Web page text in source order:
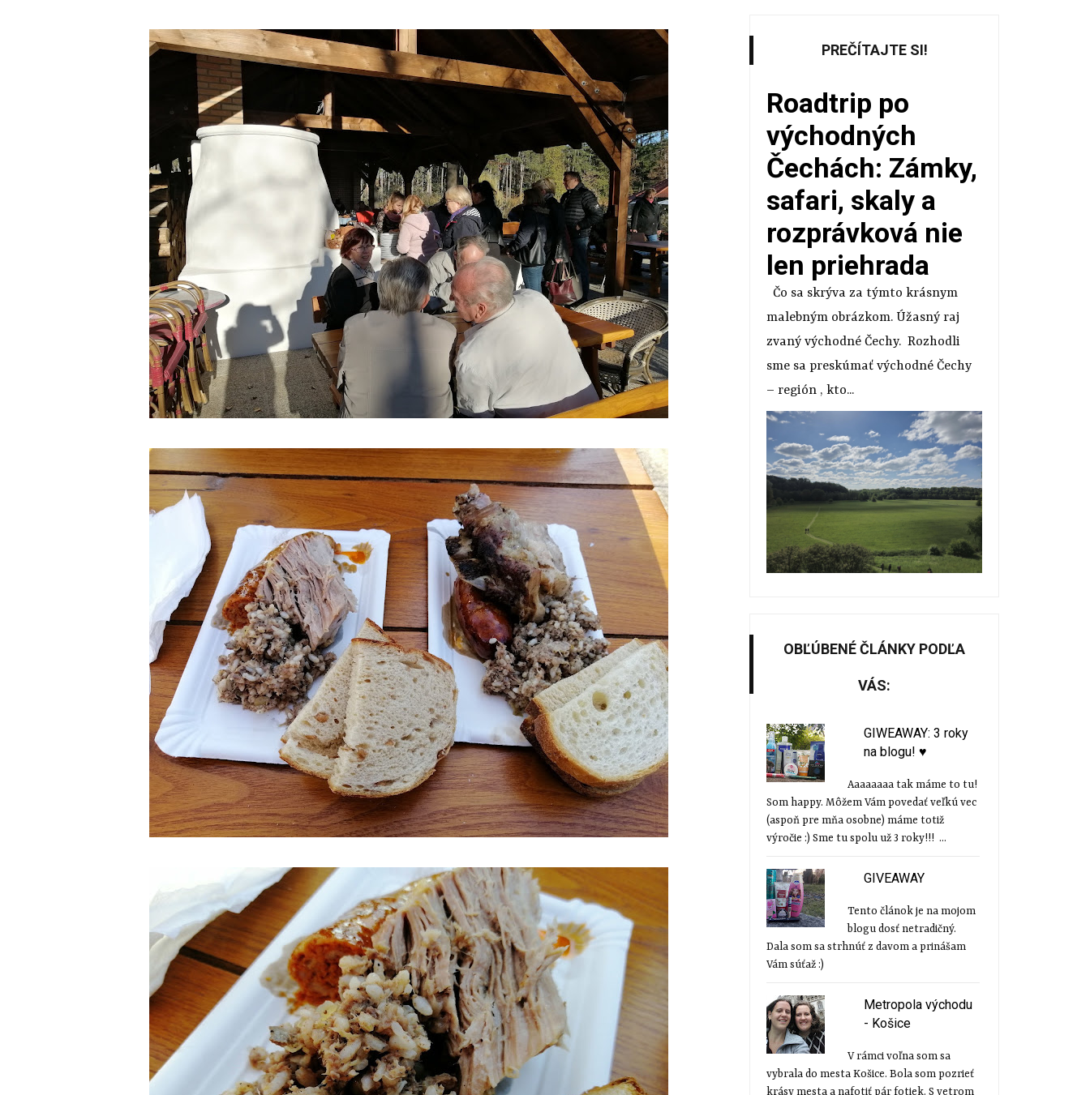
PREČÍTAJTE SI!
Roadtrip po
východných
Čechách: Zámky,
safari, skaly a
rozprávková nie
len priehrada
Čo sa skrýva za týmto krásnym
malebným obrázkom. Úžasný raj
zvaný východné Čechy. Rozhodli
sme sa preskúmať východné Čechy
– región , kto...
OBĽÚBENÉ ČLÁNKY PODĽA
VÁS:
GIWEAWAY: 3 roky
na blogu! ♥
Aaaaaaaa tak máme to tu!
Som happy. Môžem Vám povedať veľkú vec
(aspoň pre mňa osobne) máme totiž
výročie :) Sme tu spolu už 3 roky!!! ...
GIVEAWAY
Tento článok je na mojom
blogu dosť netradičný.
Dala som sa strhnúť z davom a prinášam
Vám súťaž :)
Metropola východu
- Košice
V rámci voľna som sa
vybrala do mesta Košice. Bola som pozrieť
krásy mesta a nafotiť pár fotiek. S vetrom